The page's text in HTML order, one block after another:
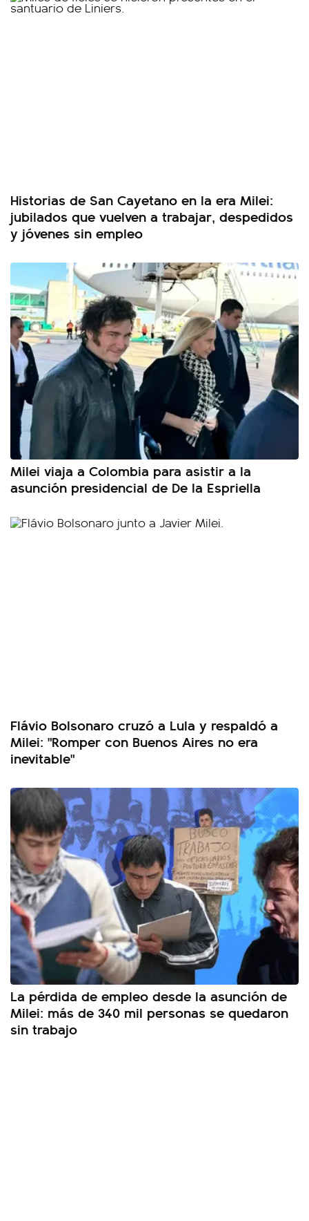
Historias de San Cayetano en la era Milei:
jubilados que vuelven a trabajar, despedidos
y jóvenes sin empleo
Milei viaja a Colombia para asistir a la
asunción presidencial de De la Espriella
Flávio Bolsonaro cruzó a Lula y respaldó a
Milei: "Romper con Buenos Aires no era
inevitable"
La pérdida de empleo desde la asunción de
Milei: más de 340 mil personas se quedaron
sin trabajo